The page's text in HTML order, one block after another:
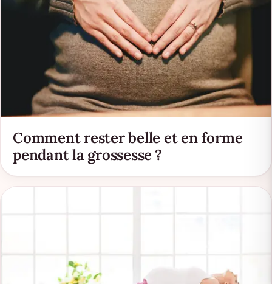
Comment rester belle et en forme
pendant la grossesse ?